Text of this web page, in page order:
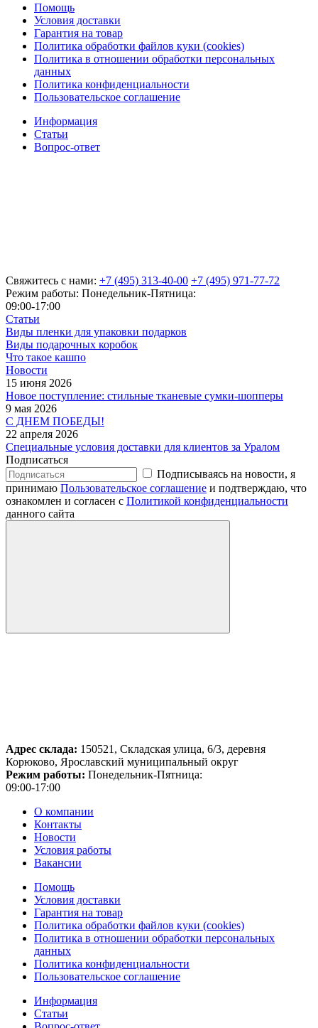
Помощь
Условия доставки
Гарантия на товар
Политика обработки файлов куки (cookies)
Политика в отношении обработки персональных
данных
Политика конфиденциальности
Пользовательское соглашение
Информация
Статьи
Вопрос-ответ
Свяжитесь с нами: +7 (495) 313-40-00 +7 (495) 971-77-72
Режим работы: Понедельник-Пятница:
09:00-17:00
Статьи
Виды пленки для упаковки подарков
Виды подарочных коробок
Что такое кашпо
Новости
15 июня 2026
Новое поступление: стильные тканевые сумки-шопперы
9 мая 2026
С ДНЕМ ПОБЕДЫ!
22 апреля 2026
Специальные условия доставки для клиентов за Уралом
Подписаться
Подписываясь на новости, я
принимаю Пользовательское соглашение и подтверждаю, что
ознакомлен и согласен с Политикой конфиденциальности
данного сайта
Адрес склада: 150521, Складская улица, 6/3, деревня
Корюково, Ярославский муниципальный округ
Режим работы: Понедельник-Пятница:
09:00-17:00
О компании
Контакты
Новости
Условия работы
Вакансии
Помощь
Условия доставки
Гарантия на товар
Политика обработки файлов куки (cookies)
Политика в отношении обработки персональных
данных
Политика конфиденциальности
Пользовательское соглашение
Информация
Статьи